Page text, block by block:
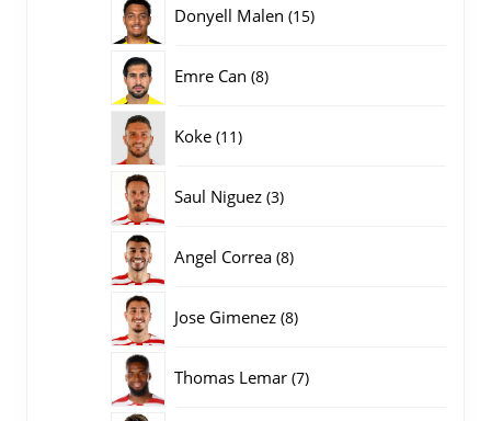
Donyell Malen 1515
Emre Can 88
Koke 1111
Saul Niguez 33
Angel Correa 88
Jose Gimenez 88
Thomas Lemar 77